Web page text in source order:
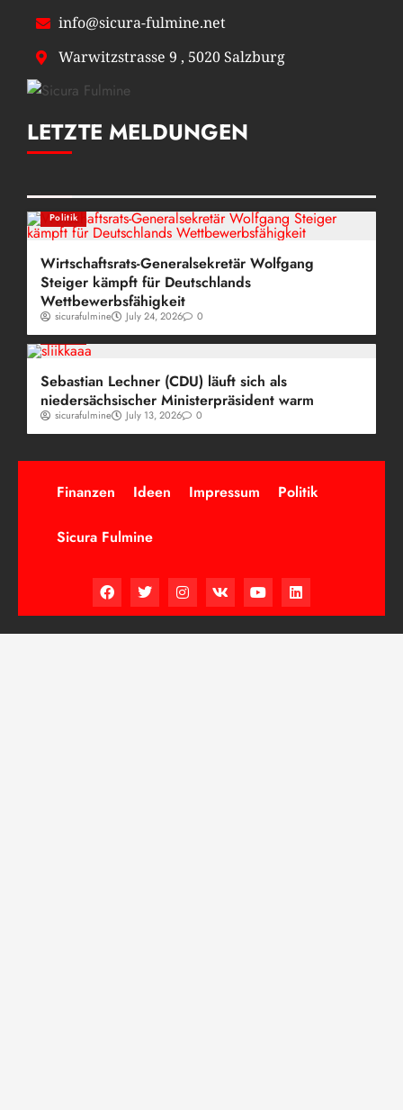
info@sicura-fulmine.net
Warwitzstrasse 9 , 5020 Salzburg
LETZTE MELDUNGEN
Politik
Wirtschaftsrats-Generalsekretär Wolfgang
Steiger kämpft für Deutschlands
Wettbewerbsfähigkeit
sicurafulmine July 24, 2026 0
Politik
Sebastian Lechner (CDU) läuft sich als
niedersächsischer Ministerpräsident warm
sicurafulmine July 13, 2026 0
Finanzen Ideen Impressum Politik
Sicura Fulmine